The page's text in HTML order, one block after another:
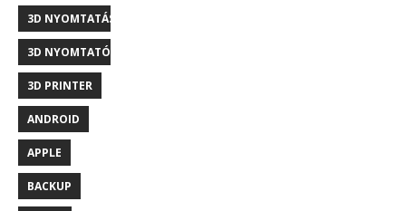
3D NYOMTATÁS
3D NYOMTATÓ
3D PRINTER
ANDROID
APPLE
BACKUP